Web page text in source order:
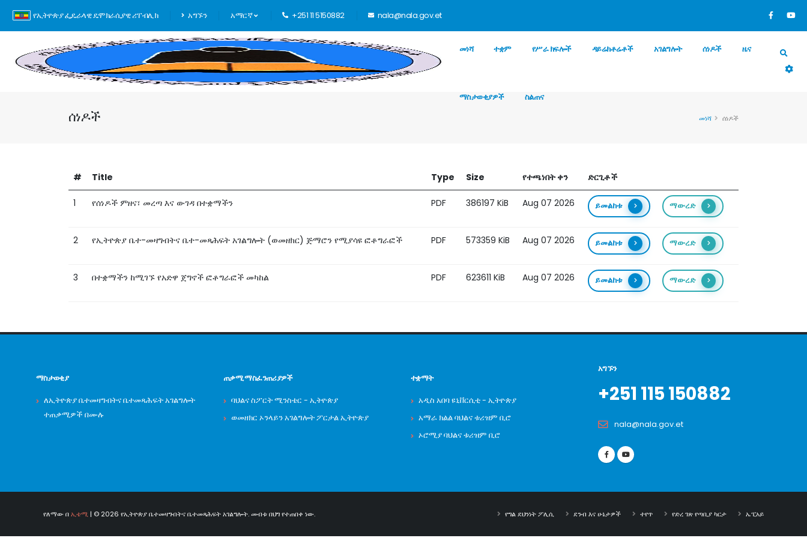
የኢትዮጵያ ፌዴራላዊ ዴሞክራሲያዊ ሪፐብሊክ አግኙን አማርኛ +251 11 5150882 nala@nala.gov.et
መነሻ ተቋም የሥራ ክፍሎች ዳይሬክቶሬቶች አገልግሎት ሰነዶች ዜና
ማስታወቂያዎች ስልጠና
ሰነዶች መነሻ ሰነዶች
# Title Type Size የተጫነበት ቀን ድርጊቶች
1 የሰነዶች ምዘና፣ መረጣ እና ውገዳ በተቋማችን PDF 386197 KiB Aug 07 2026 ይመልከቱ ማውረድ
2 የኢትዮጵያ ቤተ-መዛግብትና ቤተ-መጻሕፍት አገልግሎት (ወመዘክር) ጅማሮን የሚያሳዩ ፎቶግራፎች PDF 573359 KiB Aug 07 2026 ይመልከቱ ማውረድ
3 በተቋማችን ከሚገኙ የአድዋ ጀግኖች ፎቶግራፎች መካከል PDF 623611 KiB Aug 07 2026 ይመልከቱ ማውረድ
ማስታወቂያ
ለኢትዮጵያ ቤተመዛግብትና ቤተመጻሕፍት አገልግሎት
ተጠቃሚዎች በሙሉ
ጠቃሚ ማስፈንጠሪያዎች
ባህልና ስፖርት ሚንስቴር - ኢትዮጵያ
ወመዘክር ኦንላይን አገልግሎት ፖርታል ኢትዮጵያ
ተቋማት
አዲስ አበባ ዩኒቨርሲቲ - ኢትዮጵያ
አማራ ክልል ባህልና ቱሪዝም ቢሮ
ኦሮሚያ ባህልና ቱሪዝም ቢሮ
አግኙን
+251 115 150882
nala@nala.gov.et
የለማው በኢቴሚ| © 2026 የኢትዮጵያ ቤተመዛግብትና ቤተመጻሕፍት አገልግሎት. መብቱ በህግ የተጠበቀ ነው. የግል ደህንነት ፖሊሲ ደንብ እና ሁኔታዎች ተየጥ የድረ ገጽ የጣቢያ ካርታ ኤፒአይ